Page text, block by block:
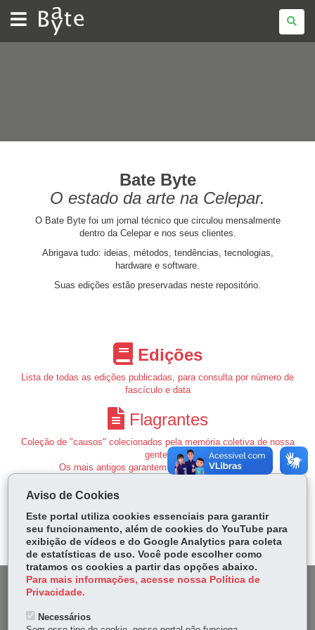
BATE
BYTE
Bate Byte
O estado da arte na Celepar.
O Bate Byte foi um jornal técnico que circulou mensalmente
dentro da Celepar e nos seus clientes.
Abrigava tudo: ideias, métodos, tendências, tecnologias,
hardware e software.
Suas edições estão preservadas neste repositório.
Edições
Lista de todas as edições publicadas, para consulta por número de
fascículo e data
Flagrantes
Coleção de "causos" colecionados pela memória coletiva de nossa
gente.
Os mais antigos garantem que é tudo verdade...
Os artigos assinados são de inteira responsabilidade de seus autores.
Permitida a reprodução desde que citada a fonte.
DENUNCIE CORRUPÇÃO
OUVIDORIA
Aviso de Cookies
Este portal utiliza cookies essenciais para garantir
seu funcionamento, além de cookies do YouTube para
exibição de vídeos e do Google Analytics para coleta
de estatísticas de uso. Você pode escolher como
tratamos os cookies a partir das opções abaixo.
Para mais informações, acesse nossa Política de
Privacidade.
Necessários